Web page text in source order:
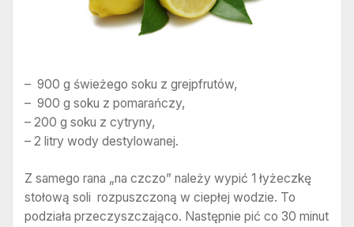
– 900 g świeżego soku z grejpfrutów,
– 900 g soku z pomarańczy,
– 200 g soku z cytryny,
– 2 litry wody destylowanej.
Z samego rana „na czczo” należy wypić 1 łyżeczkę
stołową soli rozpuszczoną w ciepłej wodzie. To
podziała przeczyszczająco. Następnie pić co 30 minut